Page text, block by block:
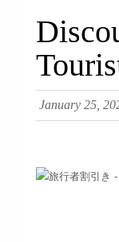
January 25,